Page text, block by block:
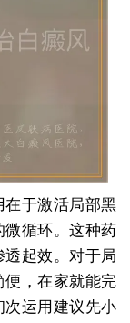
于激活局部黑
循环。这种药
起效。对于局
便，在家就能完
次运用建议先小